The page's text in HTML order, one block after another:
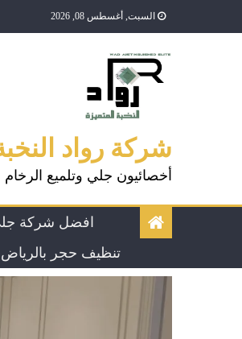
السبت, أغسطس 08, 2026
شركة رواد النخبة –
أخصائيون جلي وتلميع
افضل شركة
تنظيف حجر بالرياض